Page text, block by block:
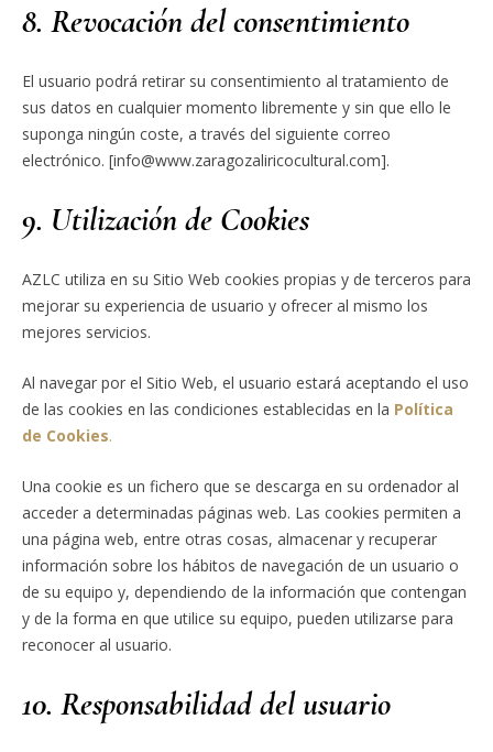
8. Revocación del consentimiento
El usuario podrá retirar su consentimiento al tratamiento de
sus datos en cualquier momento libremente y sin que ello le
suponga ningún coste, a través del siguiente correo
electrónico. [info@www.zaragozaliricocultural.com].
9. Utilización de Cookies
AZLC utiliza en su Sitio Web cookies propias y de terceros para
mejorar su experiencia de usuario y ofrecer al mismo los
mejores servicios.
Al navegar por el Sitio Web, el usuario estará aceptando el uso
de las cookies en las condiciones establecidas en la Política
de Cookies.
Una cookie es un fichero que se descarga en su ordenador al
acceder a determinadas páginas web. Las cookies permiten a
una página web, entre otras cosas, almacenar y recuperar
información sobre los hábitos de navegación de un usuario o
de su equipo y, dependiendo de la información que contengan
y de la forma en que utilice su equipo, pueden utilizarse para
reconocer al usuario.
10. Responsabilidad del usuario